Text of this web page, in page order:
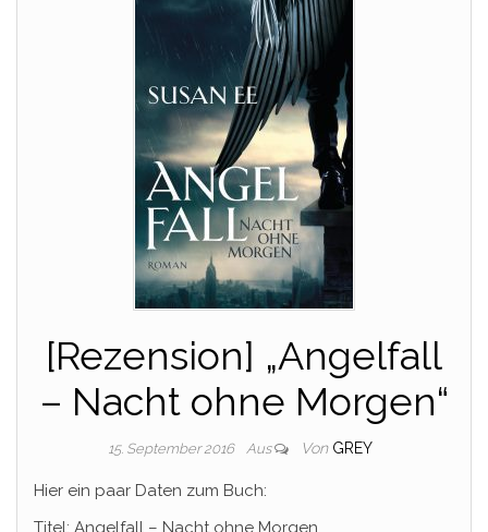
[Rezension] „Angelfall
– Nacht ohne Morgen“
15. September 2016 Aus Von GREY
Hier ein paar Daten zum Buch:
Titel: Angelfall – Nacht ohne Morgen